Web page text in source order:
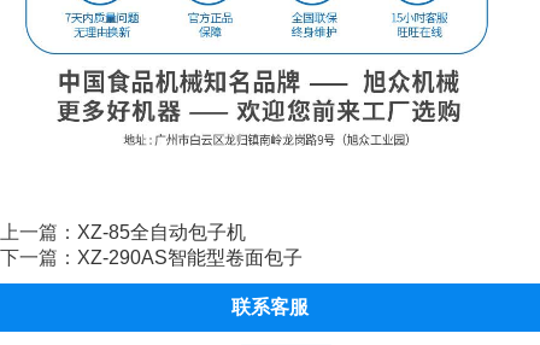
上一篇： XZ-85全自动包子机
下一篇： XZ-290AS智能型卷面包子
联系客服